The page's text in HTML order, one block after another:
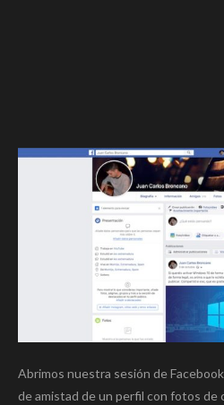
Abrimos nuestra sesión de
de amistad de un perfil con fotos de